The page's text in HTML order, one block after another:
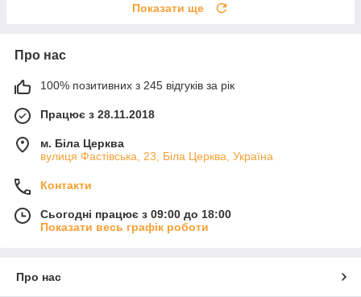
Показати ще
Про нас
100% позитивних з 245 відгуків за рік
Працює з 28.11.2018
м. Біла Церква
вулиця Фастівська, 23, Біла Церква, Україна
Контакти
Сьогодні працює з 09:00 до 18:00
Показати весь графік роботи
Про нас